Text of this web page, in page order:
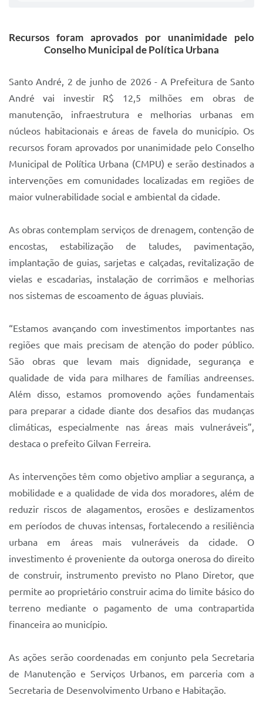
Ouvidoria da Cidade
Parque Escola
Portal da Educação
Quadra Fiscal
SIC
Recursos foram aprovados por unanimidade pelo
Conselho Municipal de Política Urbana
Santo André, 2 de junho de 2026 - A Prefeitura de Santo
André vai investir R$ 12,5 milhões em obras de
manutenção, infraestrutura e melhorias urbanas em
núcleos habitacionais e áreas de favela do município. Os
recursos foram aprovados por unanimidade pelo Conselho
Municipal de Política Urbana (CMPU) e serão destinados a
intervenções em comunidades localizadas em regiões de
maior vulnerabilidade social e ambiental da cidade.
As obras contemplam serviços de drenagem, contenção de
encostas, estabilização de taludes, pavimentação,
implantação de guias, sarjetas e calçadas, revitalização de
vielas e escadarias, instalação de corrimãos e melhorias
nos sistemas de escoamento de águas pluviais.
“Estamos avançando com investimentos importantes nas
regiões que mais precisam de atenção do poder público.
São obras que levam mais dignidade, segurança e
qualidade de vida para milhares de famílias andreenses.
Além disso, estamos promovendo ações fundamentais
para preparar a cidade diante dos desafios das mudanças
climáticas, especialmente nas áreas mais vulneráveis”,
destaca o prefeito Gilvan Ferreira.
As intervenções têm como objetivo ampliar a segurança, a
mobilidade e a qualidade de vida dos moradores, além de
reduzir riscos de alagamentos, erosões e deslizamentos
em períodos de chuvas intensas, fortalecendo a resiliência
urbana em áreas mais vulneráveis da cidade. O
investimento é proveniente da outorga onerosa do direito
de construir, instrumento previsto no Plano Diretor, que
permite ao proprietário construir acima do limite básico do
terreno mediante o pagamento de uma contrapartida
financeira ao município.
As ações serão coordenadas em conjunto pela Secretaria
de Manutenção e Serviços Urbanos, em parceria com a
Secretaria de Desenvolvimento Urbano e Habitação.